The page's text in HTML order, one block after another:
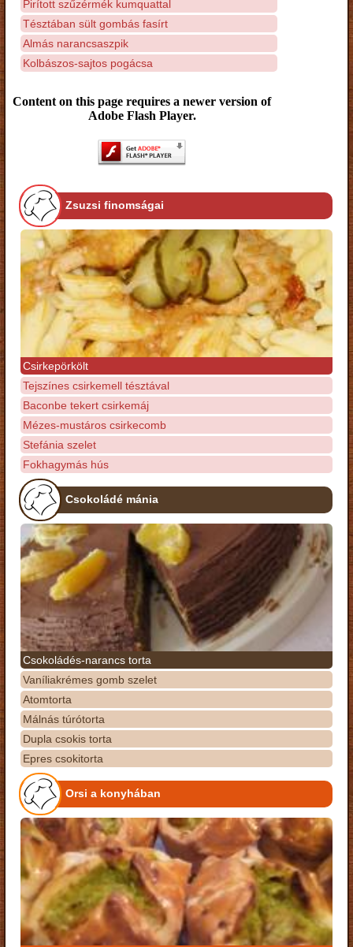
Pirított szűzérmék kumquattal
Tésztában sült gombás fasírt
Almás narancsaszpik
Kolbászos-sajtos pogácsa
Content on this page requires a newer version of
Adobe Flash Player.
Zsuzsi finomságai
Csirkepörkölt
Tejszínes csirkemell tésztával
Baconbe tekert csirkemáj
Mézes-mustáros csirkecomb
Stefánia szelet
Fokhagymás hús
Csokoládé mánia
Csokoládés-narancs torta
Vaníliakrémes gomb szelet
Atomtorta
Málnás túrótorta
Dupla csokis torta
Epres csokitorta
Orsi a konyhában